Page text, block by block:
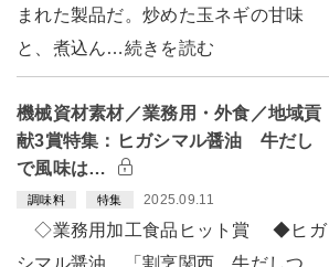
まれた製品だ。炒めた玉ネギの甘味
と、煮込ん…続きを読む
機械資材素材／業務用・外食／地域貢
献3賞特集：ヒガシマル醤油 牛だし
で風味は…
調味料 特集 2025.09.11
◇業務用加工食品ヒット賞 ◆ヒガ
シマル醤油 「割烹関西 牛だしつ